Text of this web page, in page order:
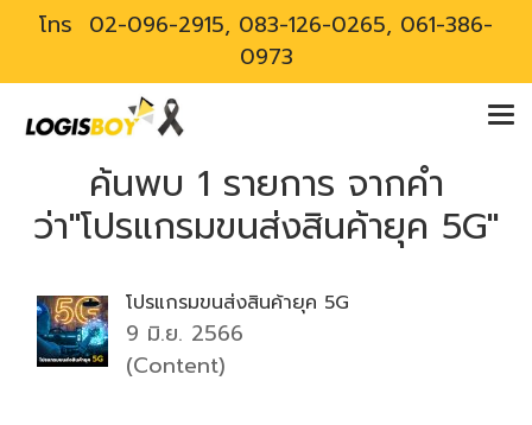
โทร 02-096-2915, 083-126-0265, 061-386-
0973
ค้นพบ 1 รายการ จากคำ
ว่า"โปรแกรมขนส่งสินค้ายุค 5G"
โปรแกรมขนส่งสินค้ายุค 5G
9 มิ.ย. 2566
(Content)